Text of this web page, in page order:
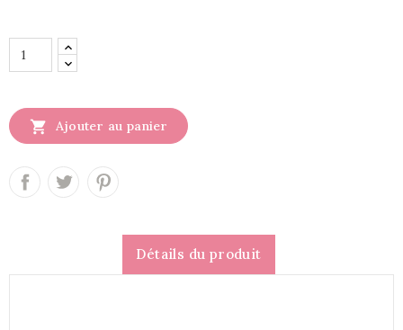
 Ajouter au panier
Détails du produit